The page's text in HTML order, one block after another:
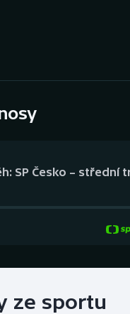
SP Česko – střední
ze sportu